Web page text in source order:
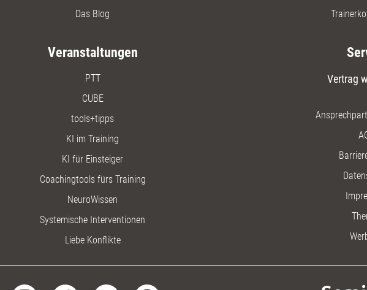
Das Blog
Veranstaltungen
PTT
CUBE
tools+tipps
KI im Training
KI für Einsteiger
Coachingtools fürs Training
NeuroWissen
Systemische Interventionen
Liebe Konflikte
Vertrag